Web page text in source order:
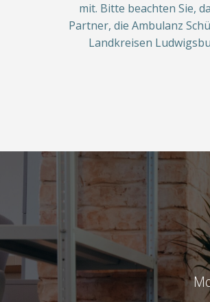
mit. Bitte beachten Sie,
Partner, die Ambulanz
Landkreisen